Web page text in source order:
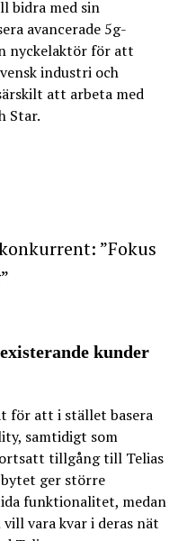
bidra med sin
avancerade 5g-
nyckelaktör för att
industri och
att arbeta med
Star.
”Fokus
kunder
för att i stället basera
samtidigt som
tillgång till Telias
ger större
funktionalitet, medan
vara kvar i deras nät